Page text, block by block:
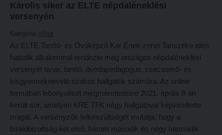
Hitéleti képzések jelentkezési lapja
Jelentkezési lapok, nyomtatványok
Ösztöndíjak
Szakirányú továbbképzések
2026/2027. tanévre felvett hallgatók részére
PK Felvételi Tájékoztató kiadvány
Intézményi pontok
Intézményi pontok igazolása
A 2026. évi pótfelvételi eljárás alkalmassági vizsga tudnivalói
Hitéleti képzések jelentkezési lapja
Átvétel más felsőoktatási intézményből
Jelentkezési lapok, nyomtatványok
Károlis siker az ELTE népdaléneklési
versenyén
Kategória: Hírek
Az ELTE Tanító- és Óvóképző Kar Ének-zenei Tanszéke idén
hatodik alkalommal rendezte meg országos népdaléneklési
versenyét tanár, tanító, óvodapedagógus, csecsemő- és
kisgyermeknevelő szakos hallgatók számára. Az online
formában lebonyolított megmérettetésre 2021. április 8-án
került sor, amelyen KRE TFK négy hallgatóval képviseltette
magát. A versenyzők felkészültségét mutatja, hogy a
bírálóbizottság két első, három második és négy harmadik